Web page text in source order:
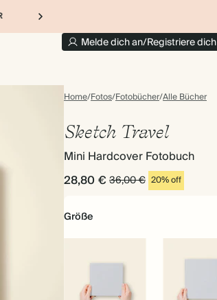
Melde dich an/Registriere dich
Home/Fotos/Fotobücher/Alle Bücher
Sketch Travel
Mini Hardcover Fotobuch
28,80 € 36,00 € 20% off
Größe